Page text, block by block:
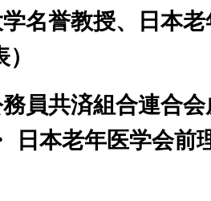
学名誉教授、日本
員共済組合連合
日本老年医学会前